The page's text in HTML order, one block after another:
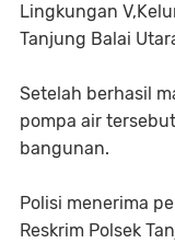
Lingkungan
Tanjung Balai
Setelah berhasil
pompa air
bangunan.
Polisi menerima
Reskrim Polsek